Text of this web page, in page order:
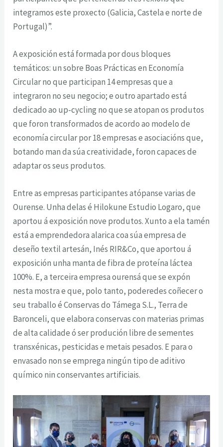
integramos este proxecto (Galicia, Castela e norte de
Portugal)”.
A exposición está formada por dous bloques
temáticos: un sobre Boas Prácticas en Economía
Circular no que participan 14 empresas que a
integraron no seu negocio; e outro apartado está
dedicado ao up-cycling no que se atopan os produtos
que foron transformados de acordo ao modelo de
economía circular por 18 empresas e asociacións que,
botando man da súa creatividade, foron capaces de
adaptar os seus produtos.
Entre as empresas participantes atópanse varias de
Ourense. Unha delas é Hilokune Estudio Logaro, que
aportou á exposición nove produtos. Xunto a ela tamén
está a emprendedora alarica coa súa empresa de
deseño textil artesán, Inés RIR&Co, que aportou á
exposición unha manta de fibra de proteína láctea
100%. E, a terceira empresa ourensá que se expón
nesta mostra e que, polo tanto, poderedes coñecer o
seu traballo é Conservas do Támega S.L., Terra de
Baronceli, que elabora conservas con materias primas
de alta calidade ó ser produción libre de sementes
transxénicas, pesticidas e metais pesados. E para o
envasado non se emprega ningún tipo de aditivo
químico nin conservantes artificiais.